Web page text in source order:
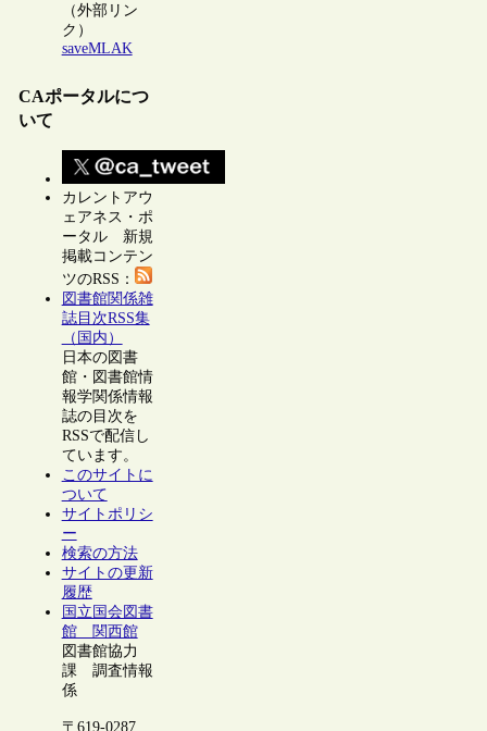
（外部リン
ク）
saveMLAK
CAポータルにつ
いて
カレントアウ
ェアネス・ポ
ータル 新規
掲載コンテン
ツのRSS：
図書館関係雑
誌目次RSS集
（国内）
日本の図書
館・図書館情
報学関係情報
誌の目次を
RSSで配信し
ています。
このサイトに
ついて
サイトポリシ
ー
検索の方法
サイトの更新
履歴
国立国会図書
館 関西館
図書館協力
課 調査情報
係
〒619-0287